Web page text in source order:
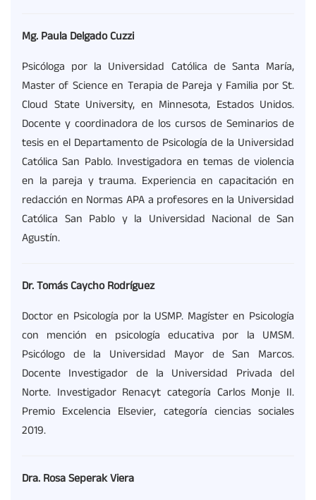
Mg. Paula Delgado Cuzzi
Psicóloga por la Universidad Católica de Santa María,
Master of Science en Terapia de Pareja y Familia por St.
Cloud State University, en Minnesota, Estados Unidos.
Docente y coordinadora de los cursos de Seminarios de
tesis en el Departamento de Psicología de la Universidad
Católica San Pablo. Investigadora en temas de violencia
en la pareja y trauma. Experiencia en capacitación en
redacción en Normas APA a profesores en la Universidad
Católica San Pablo y la Universidad Nacional de San
Agustín.
Dr. Tomás Caycho Rodríguez
Doctor en Psicología por la USMP. Magíster en Psicología
con mención en psicología educativa por la UMSM.
Psicólogo de la Universidad Mayor de San Marcos.
Docente Investigador de la Universidad Privada del
Norte. Investigador Renacyt categoría Carlos Monje II.
Premio Excelencia Elsevier, categoría ciencias sociales
2019.
Dra. Rosa Seperak Viera